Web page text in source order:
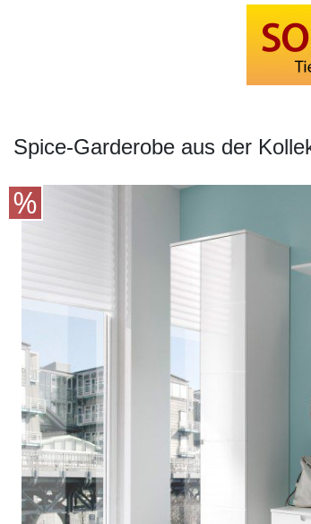
Spice-Garderobe aus der
Konfigurator
Letz-